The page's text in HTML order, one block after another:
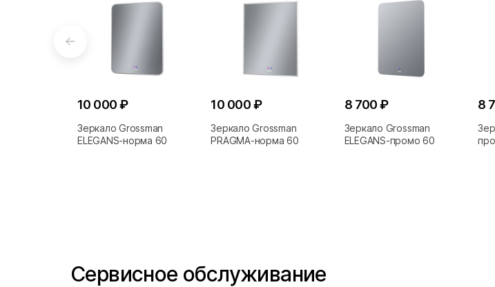
10 000 ₽
Зеркало Grossman
ELEGANS-норма 60
10 000 ₽
Зеркало Grossman
PRAGMA-норма 60
8 700 ₽
Зеркало Grossman
ELEGANS-промо 60
8
Сервисное обслуживание